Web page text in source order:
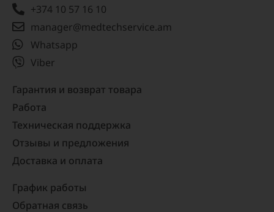
+374 10 57 16 10
manager@medtechservice.am
Whatsapp
Viber
Гарантия и возврат товара
Работа
Техническая поддержка
Отзывы и предложения
Доставка и оплата
График работы
Обратная связь